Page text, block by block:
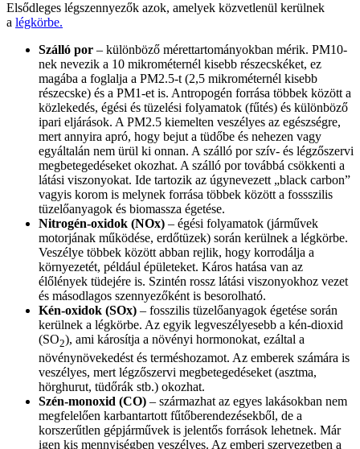
Elsődleges légszennyezők azok, amelyek közvetlenül kerülnek
a légkörbe.
Szálló por – különböző mérettartományokban mérik. PM10-
nek nevezik a 10 mikrométernél kisebb részecskéket, ez
magába a foglalja a PM2.5-t (2,5 mikrométernél kisebb
részecske) és a PM1-et is. Antropogén forrása többek között a
közlekedés, égési és tüzelési folyamatok (fűtés) és különböző
ipari eljárások. A PM2.5 kiemelten veszélyes az egészségre,
mert annyira apró, hogy bejut a tüdőbe és nehezen vagy
egyáltalán nem ürül ki onnan. A szálló por szív- és légzőszervi
megbetegedéseket okozhat. A szálló por továbbá csökkenti a
látási viszonyokat. Ide tartozik az úgynevezett „black carbon”
vagyis korom is melynek forrása többek között a fossszilis
tüzelőanyagok és biomassza égetése.
Nitrogén-oxidok (NOx) – égési folyamatok (járművek
motorjának működése, erdőtüzek) során kerülnek a légkörbe.
Veszélye többek között abban rejlik, hogy korrodálja a
környezetét, például épületeket. Káros hatása van az
élőlények tüdejére is. Szintén rossz látási viszonyokhoz vezet
és másodlagos szennyezőként is besorolható.
Kén-oxidok (SOx) – fosszilis tüzelőanyagok égetése során
kerülnek a légkörbe. Az egyik legveszélyesebb a kén-dioxid
(SO2), ami károsítja a növényi hormonokat, ezáltal a
növénynövekedést és terméshozamot. Az emberek számára is
veszélyes, mert légzőszervi megbetegedéseket (asztma,
hörghurut, tüdőrák stb.) okozhat.
Szén-monoxid (CO) – származhat az egyes lakásokban nem
megfelelően karbantartott fűtőberendezésekből, de a
korszerűtlen gépjárművek is jelentős források lehetnek. Már
igen kis mennyiségben veszélyes. Az emberi szervezetben a